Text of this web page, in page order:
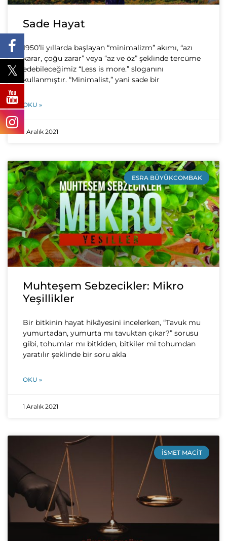
Sade Hayat
1950’li yıllarda başlayan “minimalizm” akımı, “azı
karar, çoğu zarar” veya “az ve öz” şeklinde tercüme
edebileceğimiz “Less is more.” sloganını
kullanmıştır. “Minimalist,” yani sade bir
OKU »
1 Aralık 2021
ESRA BÜYÜKCOMBAK
Muhteşem Sebzecikler: Mikro
Yeşillikler
Bir bitkinin hayat hikâyesini incelerken, “Tavuk mu
yumurtadan, yumurta mı tavuktan çıkar?” sorusu
gibi, tohumlar mı bitkiden, bitkiler mi tohumdan
yaratılır şeklinde bir soru akla
OKU »
1 Aralık 2021
İSMET MACIT